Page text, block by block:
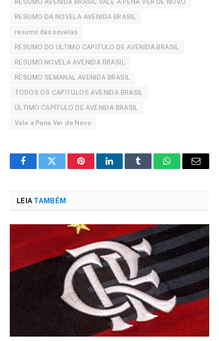
RESUMO AVENIDA BRASIL VALE A PENA VER DE NOVO
RESUMO DA NOVELA AVENIDA BRASIL
resumo das novelas
RESUMO DO ULTIMO CAPITULO DE AVENIDA BRASIL
RESUMO NOVELA AVENIDA BRASIL
RESUMO SEMANAL AVENIDA BRASIL
TODOS OS CAPITULOS AVENIDA BRASIL
ÚLTIMO CAPÍTULO DE AVENIDA BRASIL
Vale a Pena Ver de Novo
FacebookTwitter PinterestLinkedInTumblr WhatsAppEmail
LEIA TAMBÉM